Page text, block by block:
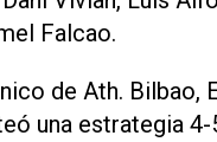
Falcao.
de Ath. Bilbao,
una estrategia